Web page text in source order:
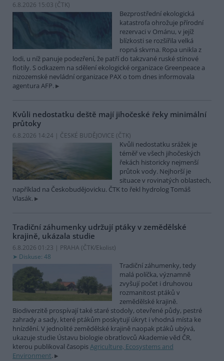
6.8.2026 15:03 (ČTK)
Bezprostřední ekologická
katastrofa ohrožuje přírodní
rezervaci v Ománu, v jejíž
blízkosti se rozšířila velká
ropná skvrna. Ropa unikla z
lodi, u níž panuje podezření, že patří do takzvané ruské stínové
flotily. S odkazem na sdělení ekologické organizace Greenpeace a
nizozemské nevládní organizace PAX o tom dnes informovala
agentura AFP.
Kvůli nedostatku deště mají jihočeské řeky minimální
průtoky
6.8.2026 14:24 | ČESKÉ BUDĚJOVICE (ČTK)
Kvůli nedostatku srážek je
téměř ve všech jihočeských
řekách historicky nejmenší
průtok vody. Nejhorší je
situace v rovinatých oblastech,
například na Českobudějovicku. ČTK to řekl hydrolog Tomáš
Vlasák.
Tradiční záhumenky udržují ptáky v zemědělské
krajině, ukázala studie
6.8.2026 01:23 | PRAHA (ČTK/Ekolist)
Diskuse: 48
Tradiční záhumenky, tedy
malá políčka, významně
zvyšují počet i druhovou
rozmanitost ptáků v
zemědělské krajině.
Biodiverzitě prospívají také staré stodoly, otevřené půdy, pestré
zahrady a sady, které ptákům poskytují úkryt i vhodná místa ke
hnízdění. V jednolité zemědělské krajině naopak ptáků ubývá,
ukazuje studie Ústavu biologie obratlovců Akademie věd ČR,
kterou publikoval časopisAgriculture, Ecosystems and
Environment.